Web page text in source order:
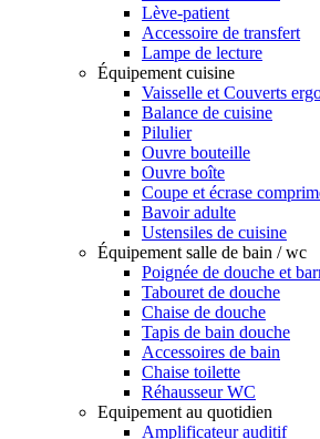
Lève-patient
Accessoire de transfert
Lampe de lecture
Équipement cuisine
Vaisselle et Couverts
Balance de cuisine
Pilulier
Ouvre bouteille
Ouvre boîte
Coupe et écrase
Bavoir adulte
Ustensiles de cuisine
Équipement salle de bain / wc
Poignée de douche et
Tabouret de douche
Chaise de douche
Tapis de bain douche
Accessoires de bain
Chaise toilette
Réhausseur WC
Equipement au quotidien
Amplificateur auditif